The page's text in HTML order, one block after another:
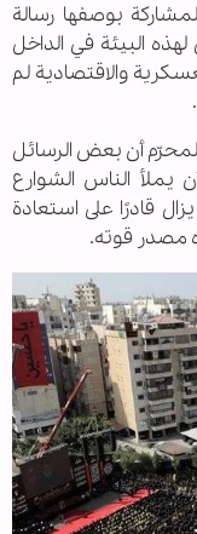
بوصفها رسالة
البيئة في الداخل
والاقتصادية لم
أن بعض الرسائل
يملأ الناس الشوارع
قادرًا على استعادة
مصدر قوته.